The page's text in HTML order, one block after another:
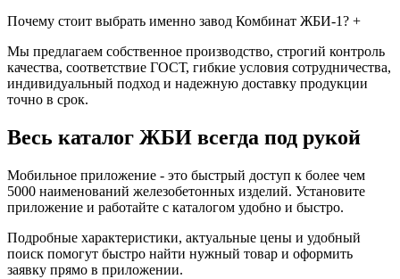
Почему стоит выбрать именно завод Комбинат ЖБИ-1? +
Мы предлагаем собственное производство, строгий контроль
качества, соответствие ГОСТ, гибкие условия сотрудничества,
индивидуальный подход и надежную доставку продукции
точно в срок.
Весь каталог ЖБИ всегда под рукой
Мобильное приложение - это быстрый доступ к более чем
5000 наименований железобетонных изделий. Установите
приложение и работайте с каталогом удобно и быстро.
Подробные характеристики, актуальные цены и удобный
поиск помогут быстро найти нужный товар и оформить
заявку прямо в приложении.